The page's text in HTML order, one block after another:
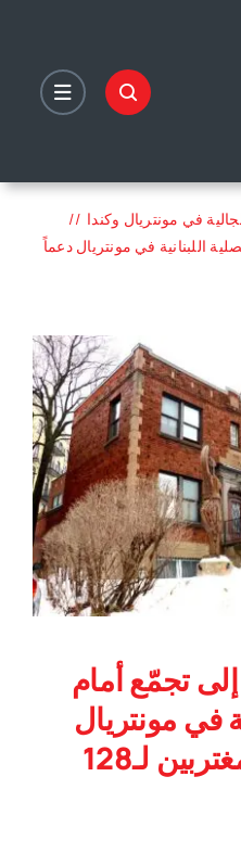
في مونتريال وكندا
اللبنانية في مونتريال دعماً
تجمّع أمام
في مونتريال
دعماً لاقتراع المغتربين لـ128